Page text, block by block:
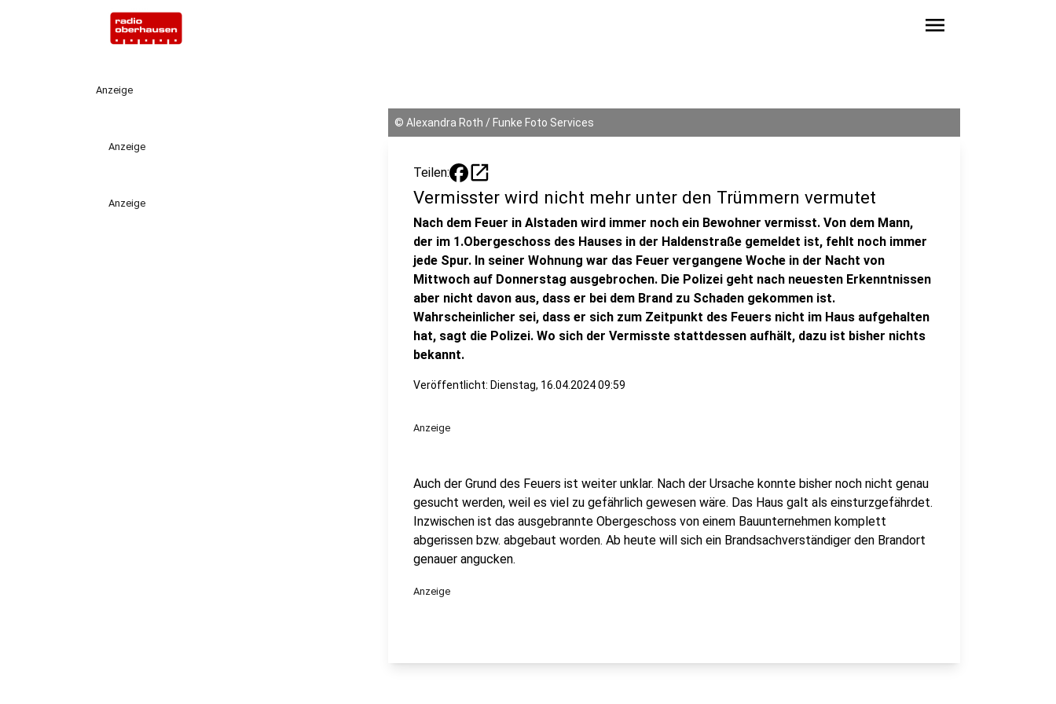
menu
Anzeige
Anzeige
Anzeige
© Alexandra Roth / Funke Foto Services
Teilen: open_in_new
Vermisster wird nicht mehr unter den Trümmern vermutet
Nach dem Feuer in Alstaden wird immer noch ein Bewohner vermisst. Von dem Mann,
der im 1.Obergeschoss des Hauses in der Haldenstraße gemeldet ist, fehlt noch immer
jede Spur. In seiner Wohnung war das Feuer vergangene Woche in der Nacht von
Mittwoch auf Donnerstag ausgebrochen. Die Polizei geht nach neuesten Erkenntnissen
aber nicht davon aus, dass er bei dem Brand zu Schaden gekommen ist.
Wahrscheinlicher sei, dass er sich zum Zeitpunkt des Feuers nicht im Haus aufgehalten
hat, sagt die Polizei. Wo sich der Vermisste stattdessen aufhält, dazu ist bisher nichts
bekannt.
Veröffentlicht: Dienstag, 16.04.2024 09:59
Anzeige
Auch der Grund des Feuers ist weiter unklar. Nach der Ursache konnte bisher noch nicht genau
gesucht werden, weil es viel zu gefährlich gewesen wäre. Das Haus galt als einsturzgefährdet.
Inzwischen ist das ausgebrannte Obergeschoss von einem Bauunternehmen komplett
abgerissen bzw. abgebaut worden. Ab heute will sich ein Brandsachverständiger den Brandort
genauer angucken.
Anzeige